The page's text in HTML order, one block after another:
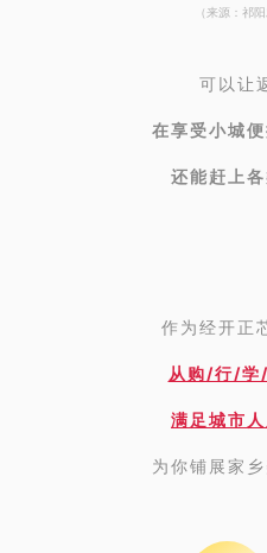
（来源：祁
可以让
在享受小城
还能赶上
作为经开正
从购/行/学
满足城市
为你铺展家